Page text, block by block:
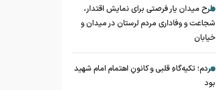
طرح میدان یار فرصتی برای نمایش اقتدار،
شجاعت و وفاداری مردم لرستان در میدان و
خیابان
مردم؛ تکیه‌گاهِ قلبی و کانونِ اهتمام امام شهید
بود